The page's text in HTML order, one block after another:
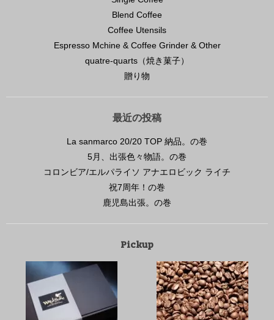
Blend Coffee
Coffee Utensils
Espresso Mchine & Coffee Grinder & Other
quatre-quarts（焼き菓子）
贈り物
最近の投稿
La sanmarco 20/20 TOP 納品。の巻
5月、出張色々物語。の巻
コロンビア/エルパライソ アナエロビック ライチ
祝7周年！の巻
鹿児島出張。の巻
Pickup